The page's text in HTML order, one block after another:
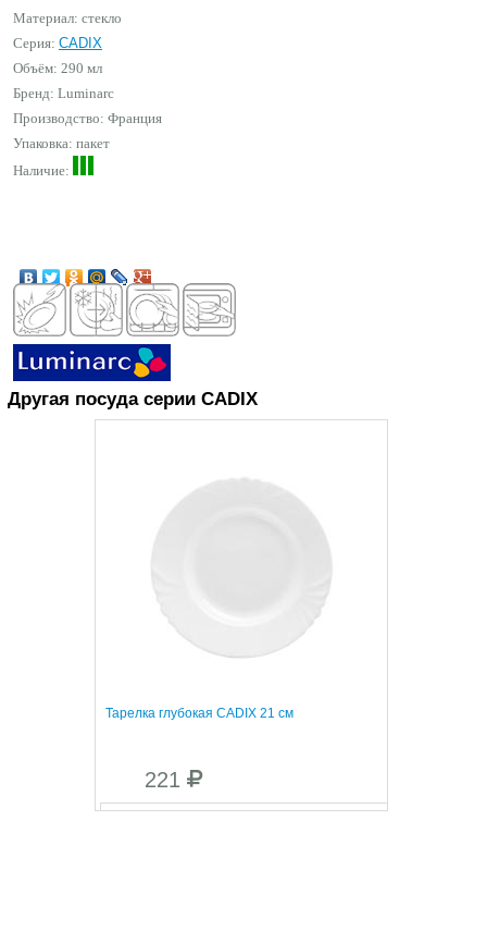
Материал: стекло
Серия: CADIX
Объём: 290 мл
Бренд: Luminarc
Производство: Франция
Упаковка: пакет
Наличие:
Другая посуда серии CADIX
Тарелка глубокая CADIX 21 см
221